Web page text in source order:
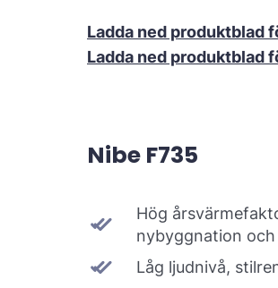
Ladda ned produktblad
Ladda ned produktblad
Nibe F735
Hög
nybyggnation
Låg ljudnivå,